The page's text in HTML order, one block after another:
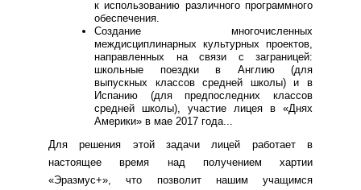
к использованию различного программного
обеспечения.
Создание многочисленных
междисциплинарных культурных проектов,
направленных на связи с заграницей:
школьные поездки в Англию (для
выпускных классов средней школы) и в
Испанию (для предпоследних классов
средней школы), участие лицея в «Днях
Америки» в мае 2017 года...
Для решения этой задачи лицей работает в
настоящее время над получением хартии
«Эразмус+», что позволит нашим учащимся